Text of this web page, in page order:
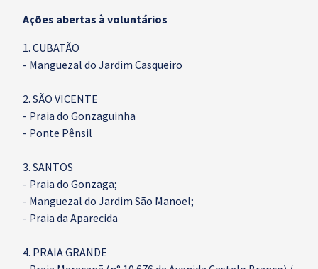
Ações abertas à voluntários
CUBATÃO
- Manguezal do Jardim Casqueiro
2. SÃO VICENTE
- Praia do Gonzaguinha
- Ponte Pênsil
3. SANTOS
- Praia do Gonzaga;
- Manguezal do Jardim São Manoel;
- Praia da Aparecida
4. PRAIA GRANDE